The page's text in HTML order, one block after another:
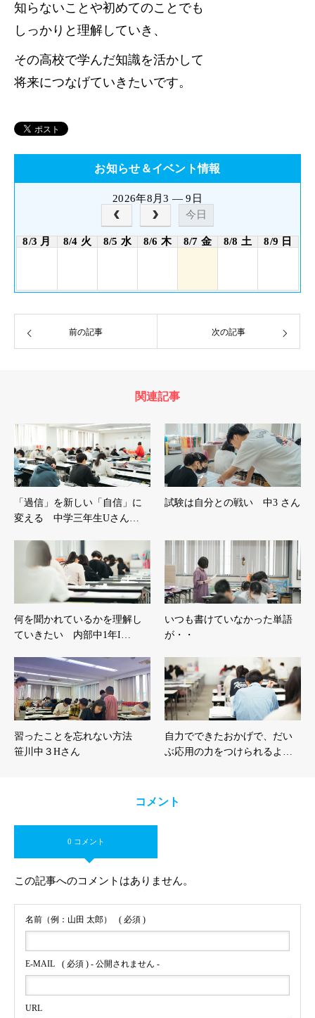
知らないことや初めてのことでも
しっかりと理解していき、
その高校で学んだ知識を活かして
将来につなげていきたいです。
お知らせ＆イベント情報
2026年8月3 — 9日
今日
8/3 月 8/4 火 8/5 水 8/6 木 8/7 金 8/8 土 8/9 日
前の記事 次の記事
関連記事
「過信」を新しい「自信」に
変える 中学三年生Uさん…
試験は自分との戦い 中3 さん
何を聞かれているかを理解し
ていきたい 内部中1年I…
いつも書けていなかった単語
が・・
習ったことを忘れない方法
笹川中３Hさん
自力でできたおかげで、だい
ぶ応用の力をつけられるよ…
コメント
0 コメント
この記事へのコメントはありません。
名前（例：山田 太郎） ( 必須 )
E-MAIL ( 必須 ) - 公開されません -
URL